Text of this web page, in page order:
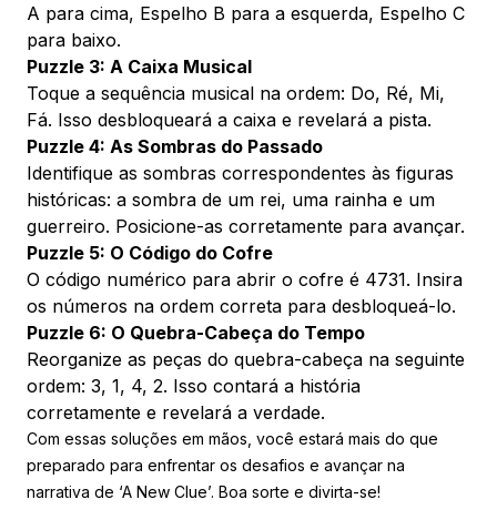
A para cima, Espelho B para a esquerda, Espelho C
para baixo.
Puzzle 3: A Caixa Musical
Toque a sequência musical na ordem: Do, Ré, Mi,
Fá. Isso desbloqueará a caixa e revelará a pista.
Puzzle 4: As Sombras do Passado
Identifique as sombras correspondentes às figuras
históricas: a sombra de um rei, uma rainha e um
guerreiro. Posicione-as corretamente para avançar.
Puzzle 5: O Código do Cofre
O código numérico para abrir o cofre é 4731. Insira
os números na ordem correta para desbloqueá-lo.
Puzzle 6: O Quebra-Cabeça do Tempo
Reorganize as peças do quebra-cabeça na seguinte
ordem: 3, 1, 4, 2. Isso contará a história
corretamente e revelará a verdade.
Com essas soluções em mãos, você estará mais do que
preparado para enfrentar os desafios e avançar na
narrativa de ‘A New Clue’. Boa sorte e divirta-se!